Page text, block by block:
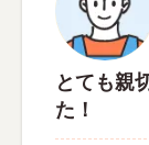
とても親
た！